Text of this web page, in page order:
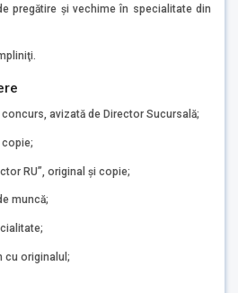
pregătire şi vechime în specialitate din
avizată de Director Sucursală;
RU”, original şi copie;
muncă;
cu originalul;